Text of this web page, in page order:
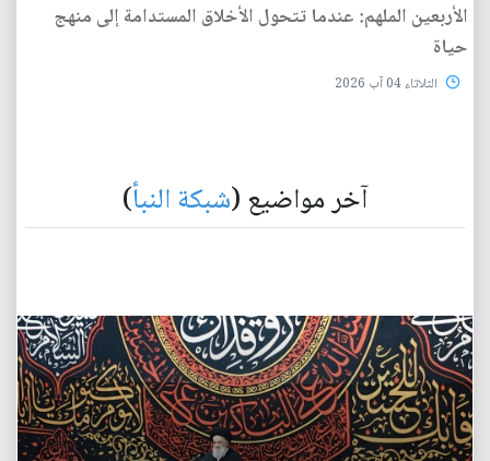
الأربعين الملهم: عندما تتحول الأخلاق المستدامة إلى منهج
حياة
الثلاثاء 04 آب 2026
آخر مواضيع (شبكة النبأ)